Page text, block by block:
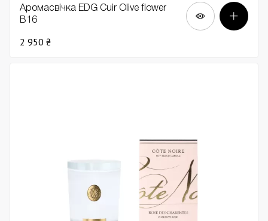
Аромасвічка EDG Cuir Olive flower
В16
2 950 ₴